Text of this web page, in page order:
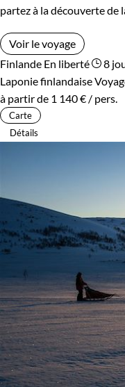
partez à la découverte de
Voir le voyage
Finlande En liberté 8
Laponie finlandaise
à partir de 1 140 € / pers.
Carte
Détails